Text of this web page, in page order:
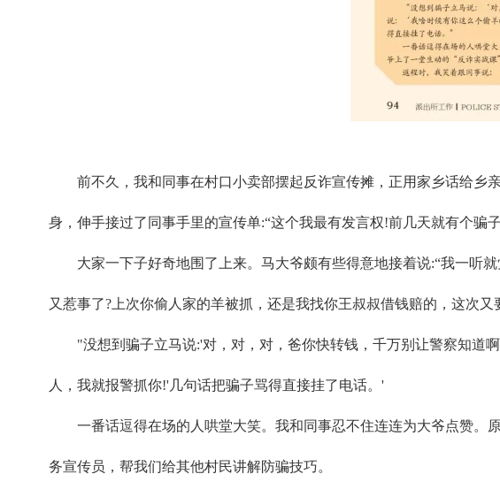
前不久，我和同事在村口小卖部摆起反诈宣传摊，正用家乡话给乡
身，伸手接过了同事手里的宣传单:“这个我最有发言权!前几天就有个骗
大家一下子好奇地围了上来。马大爷颇有些得意地接着说:“我一听
又惹事了?上次你偷人家的羊被抓，还是我找你王叔叔借钱赔的，这次又
"没想到骗子立马说:'对，对，对，爸你快转钱，千万别让警察知道
人，我就报警抓你!'几句话把骗子骂得直接挂了电话。'
一番话逗得在场的人哄堂大笑。我和同事忍不住连连为大爷点赞。
务宣传员，帮我们给其他村民讲解防骗技巧。